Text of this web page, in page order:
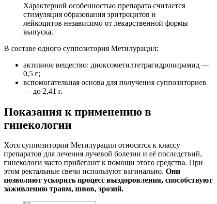
Характерной особенностью препарата считается
стимуляция образования эритроцитов и
лейкоцитов независимо от лекарственной формы
выпуска.
В составе одного суппозитория Метилурацил:
активное вещество: диоксометилтетрагидропирамид —
0,5 г;
вспомогательная основа для получения суппозиториев
— до 2,41 г.
Показания к применению в
гинекологии
Хотя суппозитории Метилурацил относятся к классу
препаратов для лечения лучевой болезни и её последствий,
гинекологи часто прибегают к помощи этого средства. При
этом ректальные свечи используют вагинально. Они
позволяют ускорить процесс выздоровления, способствуют
заживлению травм, швов, эрозий.